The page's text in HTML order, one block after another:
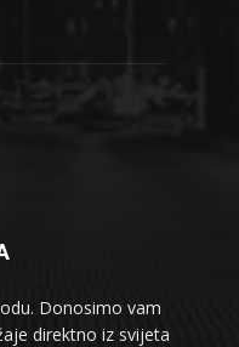
Donosimo vam
direktno iz svijeta